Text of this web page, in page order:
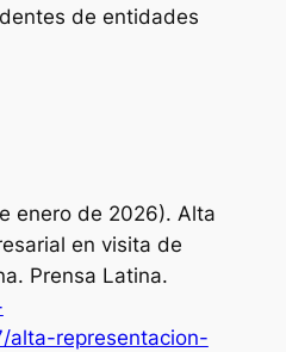
de entidades
enero de 2026). Alta
en visita de
Prensa Latina.
alta-representacion-